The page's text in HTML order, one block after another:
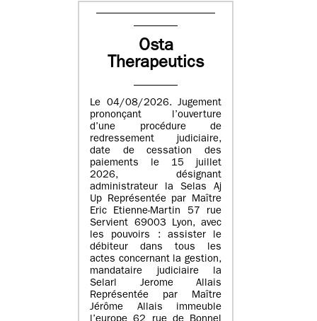
Osta
Therapeutics
Le 04/08/2026. Jugement
prononçant l’ouverture
d’une procédure de
redressement judiciaire,
date de cessation des
paiements le 15 juillet
2026, désignant
administrateur la Selas Aj
Up Représentée par Maître
Eric Etienne-Martin 57 rue
Servient 69003 Lyon, avec
les pouvoirs : assister le
débiteur dans tous les
actes concernant la gestion,
mandataire judiciaire la
Selarl Jerome Allais
Représentée par Maître
Jérôme Allais immeuble